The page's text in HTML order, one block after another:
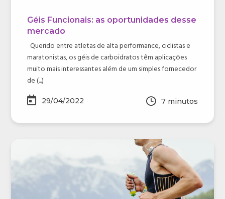
Géis Funcionais: as oportunidades desse
mercado
Querido entre atletas de alta performance, ciclistas e
maratonistas, os géis de carboidratos têm aplicações
muito mais interessantes além de um simples fornecedor
de (...)
29/04/2022 7 minutos